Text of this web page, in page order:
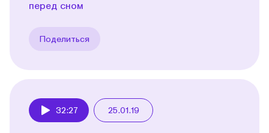
перед сном
Поделиться
32:27 25.01.19